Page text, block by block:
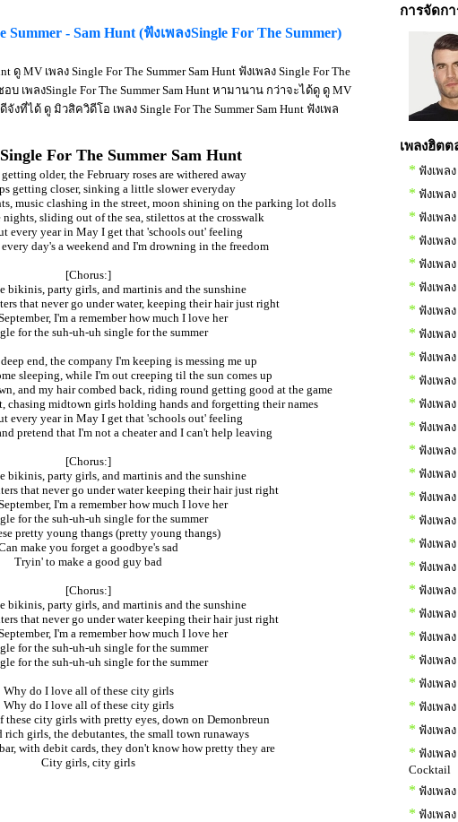
Summer - Sam Hunt (ฟังเพลงSingle For The Summer)
ดู MV เพลง Single For The Summer Sam Hunt ฟังเพลง Single For The
อบ เพลงSingle For The Summer Sam Hunt หามานาน กว่าจะได้ดู ดู MV
ดีจังที่ได้ ดู มิวสิควิดีโอ เพลง Single For The Summer Sam Hunt ฟังเพล
For The Summer Sam Hunt
older, the February roses are withered away
getting closer, sinking a little slower everyday
music clashing in the street, moon shining on the parking lot dolls
nights, sliding out of the sea, stilettos at the crosswalk
every year in May I get that 'schools out' feeling
day's a weekend and I'm drowning in the freedom
[Chorus:]
bikinis, party girls, and martinis and the sunshine
that never go under water, keeping their hair just right
I'm a remember how much I love her
for the suh-uh-uh single for the summer
end, the company I'm keeping is messing me up
sleeping, while I'm out creeping til the sun comes up
and my hair combed back, riding round getting good at the game
chasing midtown girls holding hands and forgetting their names
every year in May I get that 'schools out' feeling
pretend that I'm not a cheater and I can't help leaving
[Chorus:]
bikinis, party girls, and martinis and the sunshine
that never go under water keeping their hair just right
I'm a remember how much I love her
for the suh-uh-uh single for the summer
pretty young thangs (pretty young thangs)
make you forget a goodbye's sad
Tryin' to make a good guy bad
[Chorus:]
bikinis, party girls, and martinis and the sunshine
that never go under water keeping their hair just right
I'm a remember how much I love her
for the suh-uh-uh single for the summer
for the suh-uh-uh single for the summer
Why do I love all of these city girls
Why do I love all of these city girls
city girls with pretty eyes, down on Demonbreun
rich girls, the debutantes, the small town runaways
with debit cards, they don't know how pretty they are
City girls, city girls
การจัดกา
เพลงฮิต
* ฟังเพล
* ฟังเพล
* ฟังเพล
* ฟังเพล
* ฟังเพล
* ฟังเพล
* ฟังเพล
* ฟังเพล
* ฟังเพล
* ฟังเพล
* ฟังเพล
* ฟังเพล
* ฟังเพล
* ฟังเพล
* ฟังเพล
* ฟังเพล
* ฟังเพล
* ฟังเพล
* ฟังเพล
* ฟังเพล
* ฟังเพล
* ฟังเพล
* ฟังเพล
* ฟังเพล
* ฟังเพล
* ฟังเพล
Cocktail
* ฟังเพล
* ฟังเพลง